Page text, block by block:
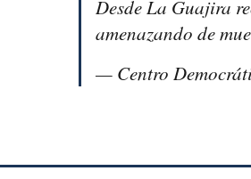
Desde La Guajira
amenazando de
— Centro